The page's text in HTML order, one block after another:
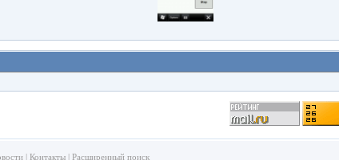
| Контакты | Расширенный поиск